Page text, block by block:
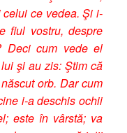
ce vedea. Şi i-
fiul vostru, despre
Deci cum vede el
şi au zis: Ştim că
orb. Dar cum
i-a deschis ochii
este în vârstă; va